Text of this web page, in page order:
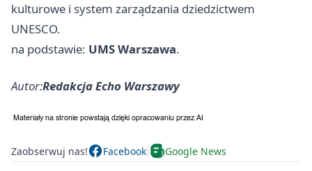
kulturowe i system zarządzania dziedzictwem
UNESCO.
na podstawie: UMS Warszawa.
Autor:Redakcja Echo Warszawy
Zaobserwuj nas! Facebook Google News